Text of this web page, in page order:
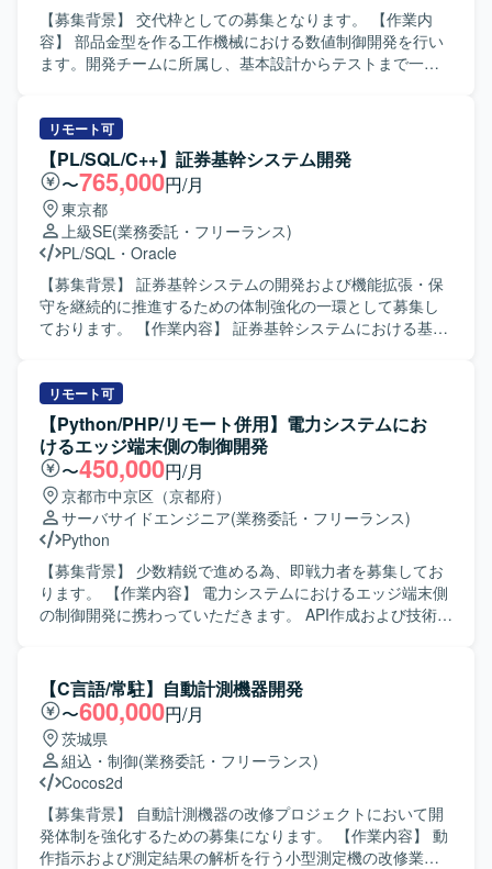
【募集背景】 交代枠としての募集となります。 【作業内
容】 部品金型を作る工作機械における数値制御開発を行い
ます。開発チームに所属し、基本設計からテストまで一連
バーと適切にコミュニケーションを取りながら主体的に行
動し、粘り強く開発や改修業務に取り組んでいただける方
を求めています。 【ポジションの魅力】 工作機械向け数値
制御という専門性の高い領域で、設計からテストまで一貫
して携わることができるため、組込分野でのスキルを着実
に高めていくことができます。 【開発環境】 C言語を用い
た数値制御装置向け開発環境での作業となります。
リモート可
【PL/SQL/C++】証券基幹システム開発
〜765,000円/月
東京都
上級SE(業務委託・フリーランス)
PL/SQL ・ Oracle
【募集背景】 証券基幹システムの開発および機能拡張・保
守を継続的に推進するための体制強化の一環として募集し
ております。 【作業内容】 証券基幹システムにおける基本
スト計画の策定、関連する開発・改修作業の取りまとめ、
案件管理や顧客との折衝などを行っていただきます。ま
た、PL/SQL、UNIX-C/C++、VB系言語などを用いた既存機
能の改修や追加開発にも携わっていただきます。 【求める
人物像】 複数の開発言語や環境に柔軟に対応でき、自ら課
題を抽出し解決に向けて主体的に動ける方を求めておりま
す。顧客やチームメンバーとのコミュニケーションを大切
にし、周囲と連携しながら品質と生産性の両立を意識して
業務に取り組んでいただける方にマッチするポジションで
す。 【ポジションの魅力】 証券基幹システムという大規模
かつ高信頼性が求められる領域で、上流工程から本番移行
マネジメントスキルを高めることができる環境です。顧客
折衝や案件管理などを通じて、技術力だけでなくビジネス
面でのスキルも磨いていただけます。 【開発環境】 Oracle
データベース上でのPL/SQL開発を中心に、UNIX環境での
C/C++およびCSHを用いた開発を行っております。フロン
ト・バッチなどの各種機能においてVB6.0およびVB.NETを
活用したシステム構成となっております。
リモート可
【Python/PHP/リモート併用】電力システムにお
けるエッジ端末側の制御開発
〜450,000円/月
京都市中京区（京都府）
サーバサイドエンジニア(業務委託・フリーランス)
Python
【募集背景】 少数精鋭で進める為、即戦力者を募集してお
ります。 【作業内容】 電力システムにおけるエッジ端末側
の制御開発に携わっていただきます。 API作成および技術調
近のメインはPHP、Pythonによる開発となりますが、案件
状況次第で変更の可能性があります。 【求める人物像】 エ
ッジ端末制御開発に主体的に取り組み、設計からテストま
で一貫して対応いただける方を求めております。 【ポジシ
ョンの魅力】 少数精鋭の体制の中で、設計から開発、試験
まで幅広い工程に関わることができる環境です。 【開発環
境】 Python、PHP、C言語を用いたエッジ端末制御開発環
境です。
【C言語/常駐】自動計測機器開発
〜600,000円/月
茨城県
組込・制御(業務委託・フリーランス)
Cocos2d
【募集背景】 自動計測機器の改修プロジェクトにおいて開
発体制を強化するための募集になります。 【作業内容】 動
作指示および測定結果の解析を行う小型測定機の改修業務